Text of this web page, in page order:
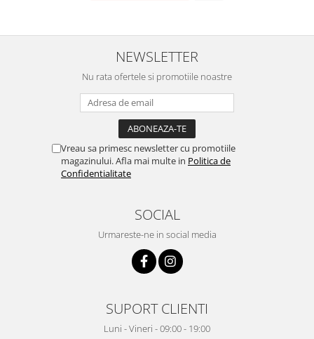
NEWSLETTER
Nu rata ofertele si promotiile noastre
Vreau sa primesc newsletter cu promotiile
magazinului. Afla mai multe in Politica de
Confidentialitate
SOCIAL
Urmareste-ne in social media
SUPORT CLIENTI
Luni - Vineri - 09:00 - 19:00